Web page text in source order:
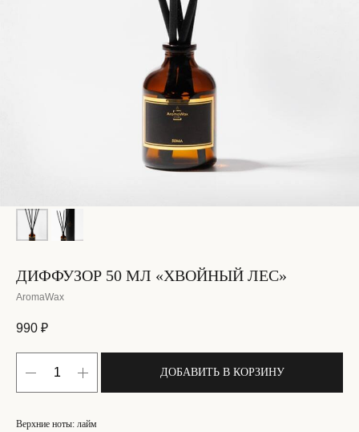
ДИФФУЗОР 50 МЛ «ХВОЙНЫЙ ЛЕС»
AromaWax
990 ₽
ДОБАВИТЬ В КОРЗИНУ
Верхние ноты: лайм